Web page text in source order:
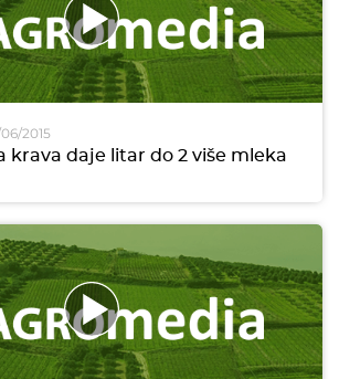
2015
krava daje litar do 2 više mleka